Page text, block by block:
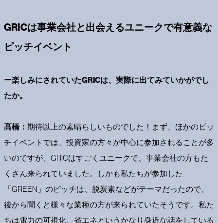
GRICは事業会社と出会えるユニークで有意義な
ピッチイベント
ー楽しみにされていたGRICは、実際に出てみていかがでし
たか。
髙橋： 期待以上の素晴らしいものでした！まず、ほかのピッ
チイベントでは、投資家の方々が中心に参加されることが多
いのですが、GRICはすごくユニークで、事業会社の方もた
くさん来られていました。しかも私たちが参加した
「GREEN」のピッチは、脱炭素などがテーマだったので、
後から聞くと様々な業種の方が来られていたそうです。私た
ちは電力の可視化、省エネというかなり身近な話をしている